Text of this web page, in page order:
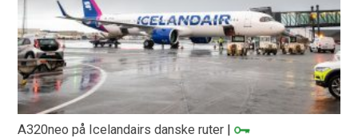
A320neo på Icelandairs danske ruter |